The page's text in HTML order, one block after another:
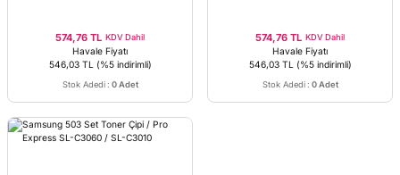
574,76 TL KDV Dahil
Havale Fiyatı
546,03 TL
(%5 indirimli)
Stok Adedi : 0 Adet
574,76 TL KDV Dahil
Havale Fiyatı
546,03 TL
(%5 indirimli)
Stok Adedi : 0 Adet